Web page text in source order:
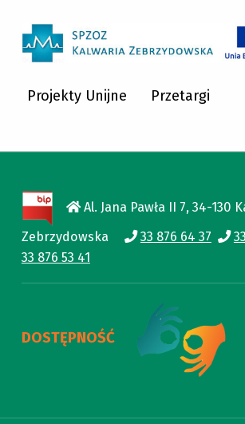
Projekty Unijne Przetargi
Al. Jana Pawła II 7, 34-130
Zebrzydowska
33 876 64 37
33 876 53 41
DOSTĘPNOŚĆ